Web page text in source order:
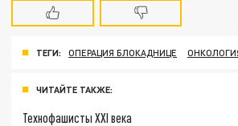
ТЕГИ: ОПЕРАЦИЯ БЛОКАДНИЦЕ
ЧИТАЙТЕ ТАКЖЕ:
Технофашисты XXI века